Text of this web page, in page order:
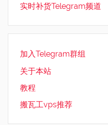
实时补货Telegram频道
加入Telegram群组
关于本站
教程
搬瓦工vps推荐